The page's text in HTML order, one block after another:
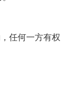
任何一方有权